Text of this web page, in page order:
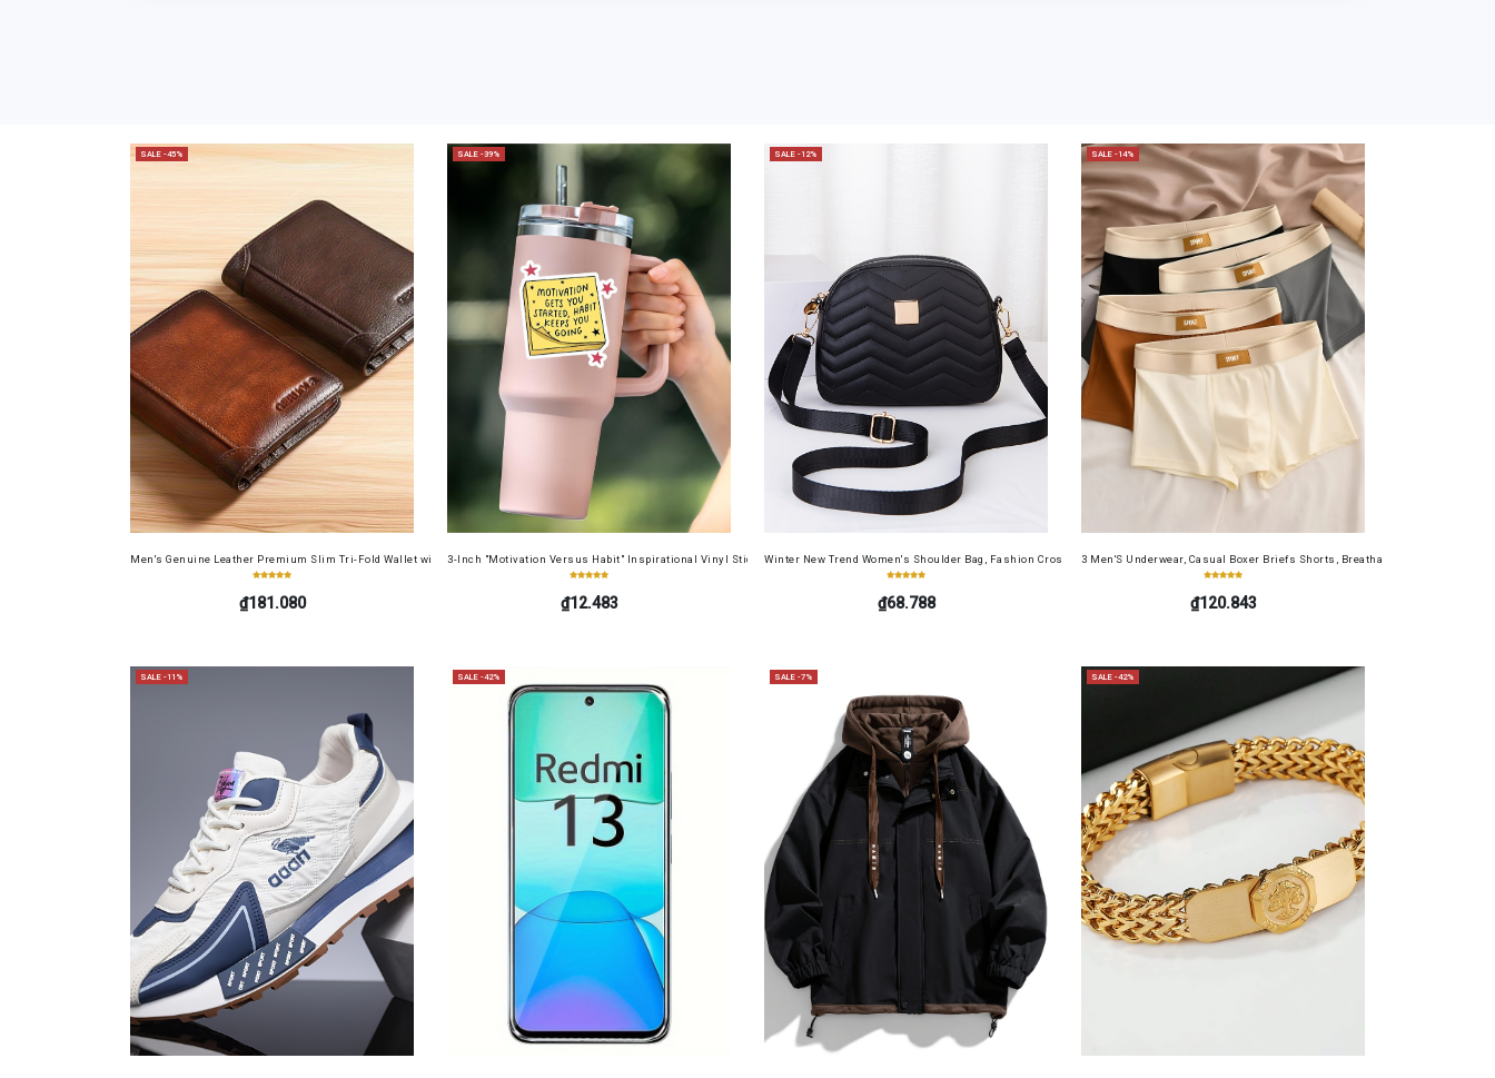
SALE -45%
Men's Genuine Leather Premium Slim Tri-Fold Wallet with Driver's License Card Holder, Top-Grain Cowhide, Large Capacity, RFID Blocking Credit Card Holder, Portable Cash Wallet for Work, Business, Commuting, Office, Anniversary, Couples
₫181.080
SALE -39%
3-Inch "Motivation Versus Habit" Inspirational Vinyl Sticker – Ideal for Laptops, Water Bottles, Journals, And Gym Equipment | Perfect for Fitness Lovers, Self-Care Supporters, And Optimistic
₫12.483
SALE -12%
Winter New Trend Women's Shoulder Bag, Fashion Crossbody Bag for Daily Use, Fits Phone and Cosmetics, Square Bag
₫68.788
SALE -14%
3 Men'S Underwear, Casual Boxer Briefs Shorts, Breathable Comfortable
₫120.843
SALE -11% SALE -42% SALE -7% SALE -42%